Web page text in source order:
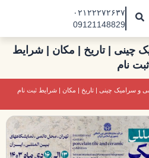
۰۲۱۲۲۲۷۲۶۳۷
09121148829
چینی | تاریخ | مکان | شرایط
ثبت نام
و سرامیک چینی | تاریخ | مکان | شرایط ثبت نام